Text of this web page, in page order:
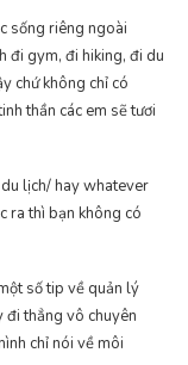
sống riêng ngoài
đi gym, đi hiking, đi du
chứ không chỉ có
thần các em sẽ tươi
lịch/ hay whatever
ra thì bạn không có
số tip về quản lý
đi thẳng vô chuyên
chỉ nói về môi